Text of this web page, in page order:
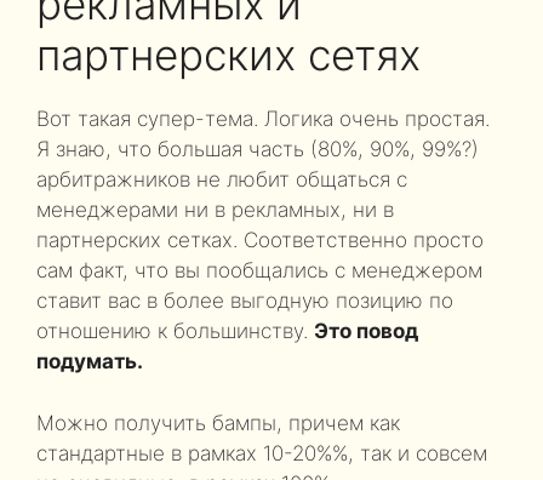
партнерских сетях
Вот такая супер-тема. Логика очень простая.
Я знаю, что большая часть (80%, 90%, 99%?)
арбитражников не любит общаться с
менеджерами ни в рекламных, ни в
партнерских сетках. Соответственно просто
сам факт, что вы пообщались с менеджером
ставит вас в более выгодную позицию по
отношению к большинству. Это повод
подумать.
Можно получить бампы, причем как
стандартные в рамках 10-20%%, так и совсем